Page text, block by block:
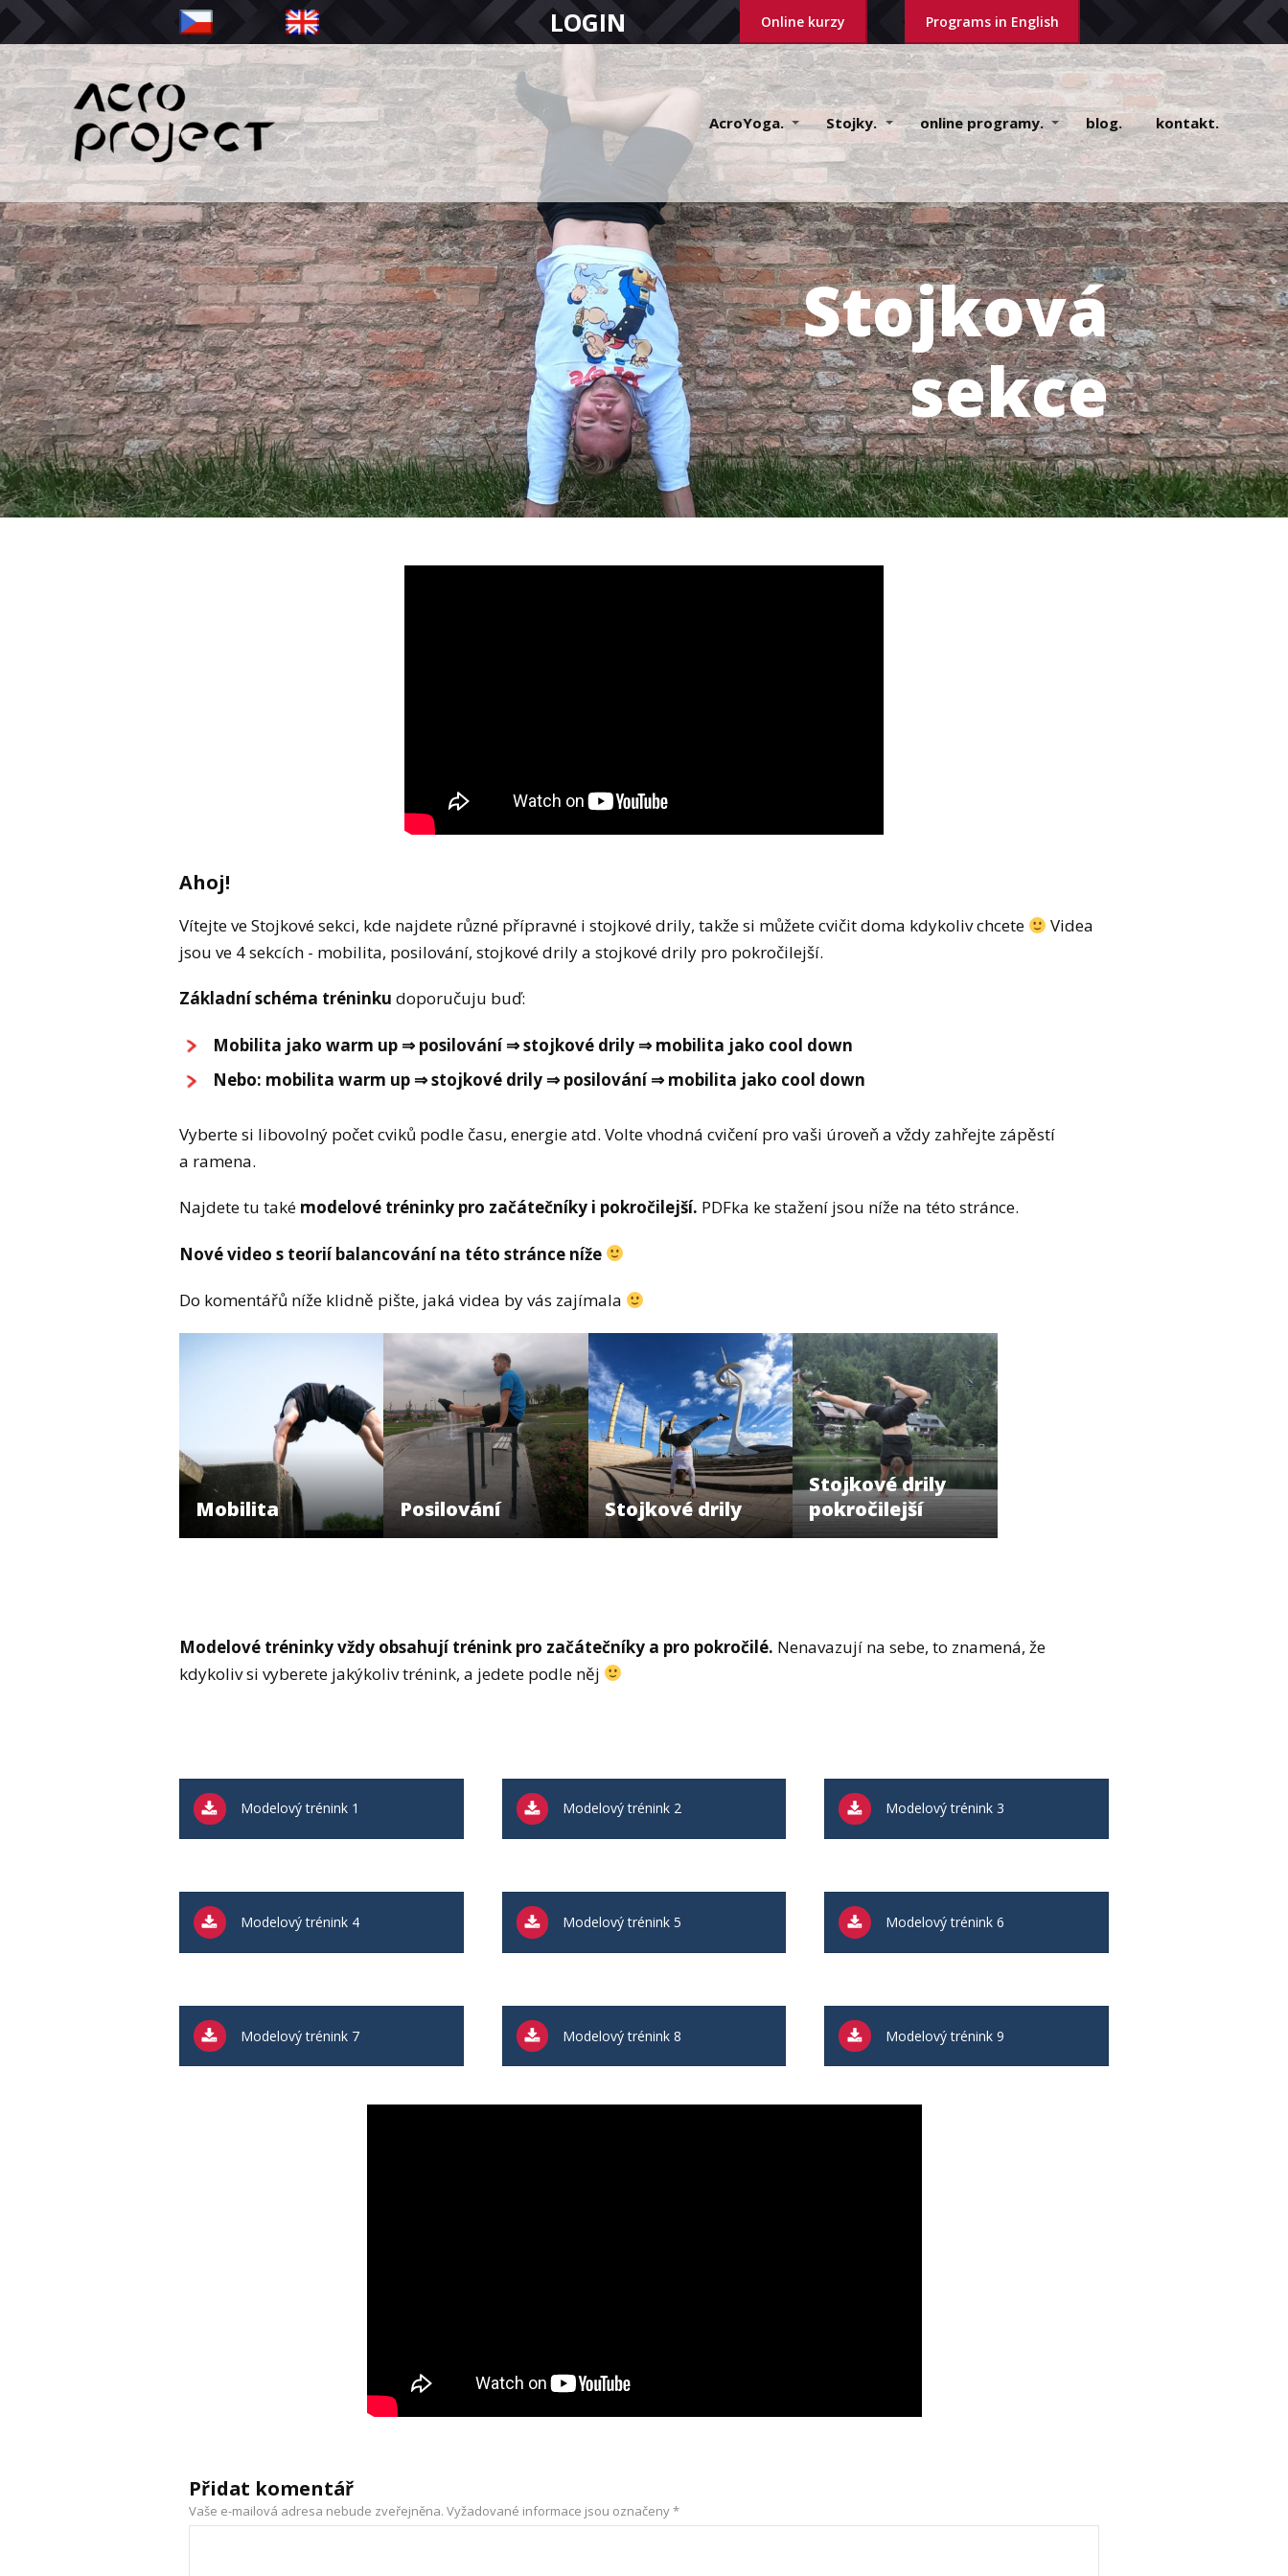
LOGIN Online kurzy Programs in English
AcroYoga. Stojky. online programy. blog. kontakt.
Stojková
sekce
Ahoj!
Vítejte ve Stojkové sekci, kde najdete různé přípravné i stojkové drily, takže si můžete cvičit doma kdykoliv chcete
Videa
jsou ve 4 sekcích - mobilita, posilování, stojkové drily a stojkové drily pro pokročilejší.
Základní schéma tréninku doporučuju buď:
Mobilita jako warm up ⇒ posilování ⇒ stojkové drily ⇒ mobilita jako cool down
Nebo: mobilita warm up ⇒ stojkové drily ⇒ posilování ⇒ mobilita jako cool down
Vyberte si libovolný počet cviků podle času, energie atd. Volte vhodná cvičení pro vaši úroveň a vždy zahřejte zápěstí
a ramena.
Najdete tu také modelové tréninky pro začátečníky i pokročilejší. PDFka ke stažení jsou níže na této stránce.
Nové video s teorií balancování na této stránce níže
Do komentářů níže klidně pište, jaká videa by vás zajímala
Mobilita Posilování Stojkové drily
Stojkové drily
pokročilejší
Modelové tréninky vždy obsahují trénink pro začátečníky a pro pokročilé. Nenavazují na sebe, to znamená, že
kdykoliv si vyberete jakýkoliv trénink, a jedete podle něj
Modelový trénink 1
Modelový trénink 4
Modelový trénink 7
Modelový trénink 2
Modelový trénink 5
Modelový trénink 8
Modelový trénink 3
Modelový trénink 6
Modelový trénink 9
Přidat komentář
Vaše e-mailová adresa nebude zveřejněna. Vyžadované informace jsou označeny*